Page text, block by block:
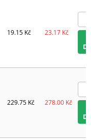
19.15 Kč 23.17 Kč
229.75 Kč 278.00 Kč